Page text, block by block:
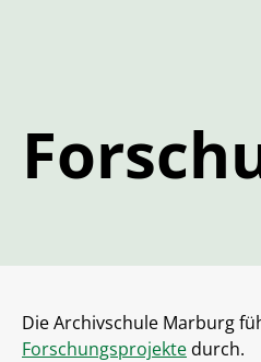
Die Archivschule Marburg
Forschungsprojektedurch.